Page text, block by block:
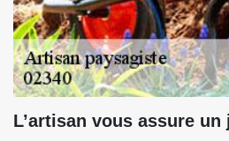
L’artisan vous assure